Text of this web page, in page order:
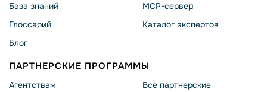
База знаний
Глоссарий
Блог
MCP-сервер
Каталог экспертов
ПАРТНЕРСКИЕ ПРОГРАММЫ
Агентствам
Все партнерские